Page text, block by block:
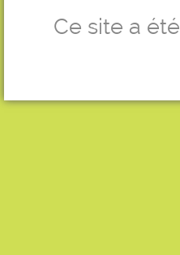
Ce site a